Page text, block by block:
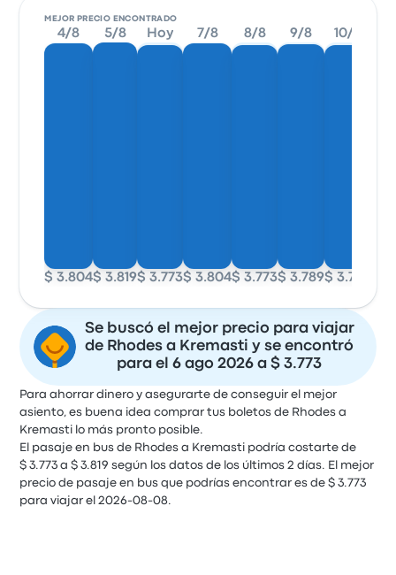
MEJOR PRECIO ENCONTRADO
4/8
$ 3.804
5/8
$ 3.819
Hoy
$ 3.773
7/8
$ 3.804
8/8
$ 3.773
9/8
$ 3.789
10/8
$ 3.773
Se buscó el mejor precio para viajar
de Rhodes a Kremasti y se encontró
para el 6 ago 2026 a $ 3.773
Para ahorrar dinero y asegurarte de conseguir el mejor
asiento, es buena idea comprar tus boletos de Rhodes a
Kremasti lo más pronto posible.
El pasaje en bus de Rhodes a Kremasti podría costarte de
$ 3.773 a $ 3.819 según los datos de los últimos 2 días. El mejor
precio de pasaje en bus que podrías encontrar es de $ 3.773
para viajar el 2026-08-08.